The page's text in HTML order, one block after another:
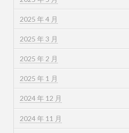
2025 年 4 月
2025 年 3 月
2025 年 2 月
2025 年 1 月
2024 年 12 月
2024 年 11 月